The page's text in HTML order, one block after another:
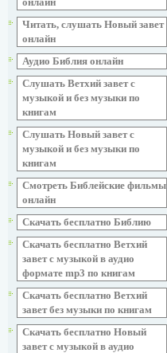
Читать, слушать Новый завет
онлайн
Аудио Библия онлайн
Слушать Ветхий завет с
музыкой и без музыки по
книгам
Слушать Новый завет с
музыкой и без музыки по
книгам
Смотреть Библейские фильмы
онлайн
Скачать бесплатно Библию
Скачать бесплатно Ветхий
завет с музыкой в аудио
формате mp3 по книгам
Скачать бесплатно Ветхий
завет без музыки по книгам
Скачать бесплатно Новый
завет с музыкой в аудио